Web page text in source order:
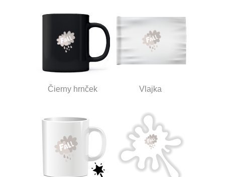
Čierny hrnček Vlajka